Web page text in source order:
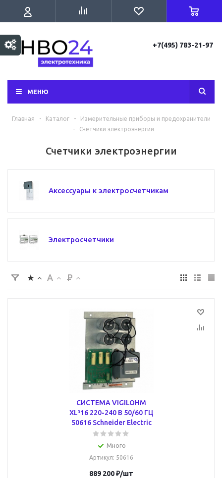
+7(495) 783-21-97
МЕНЮ
Главная - Каталог -
Измерительные приборы и предохранители
-
Счетчики электроэнергии
Счетчики электроэнергии
Аксессуары к электросчетчикам
Электросчетчики
СИСТЕМА VIGILOHM
XL³16 220-240 В 50/60 ГЦ
50616 Schneider Electric
Много
Артикул: 50616
889 200₽/шт